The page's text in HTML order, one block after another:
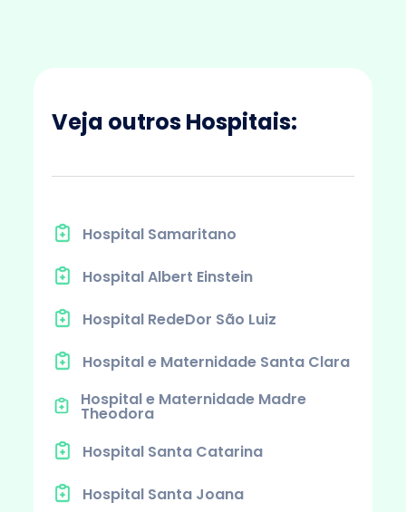
Veja outros Hospitais:
Hospital Samaritano
Hospital Albert Einstein
Hospital RedeDor São Luiz
Hospital e Maternidade Santa Clara
Hospital e Maternidade Madre
Theodora
Hospital Santa Catarina
Hospital Santa Joana